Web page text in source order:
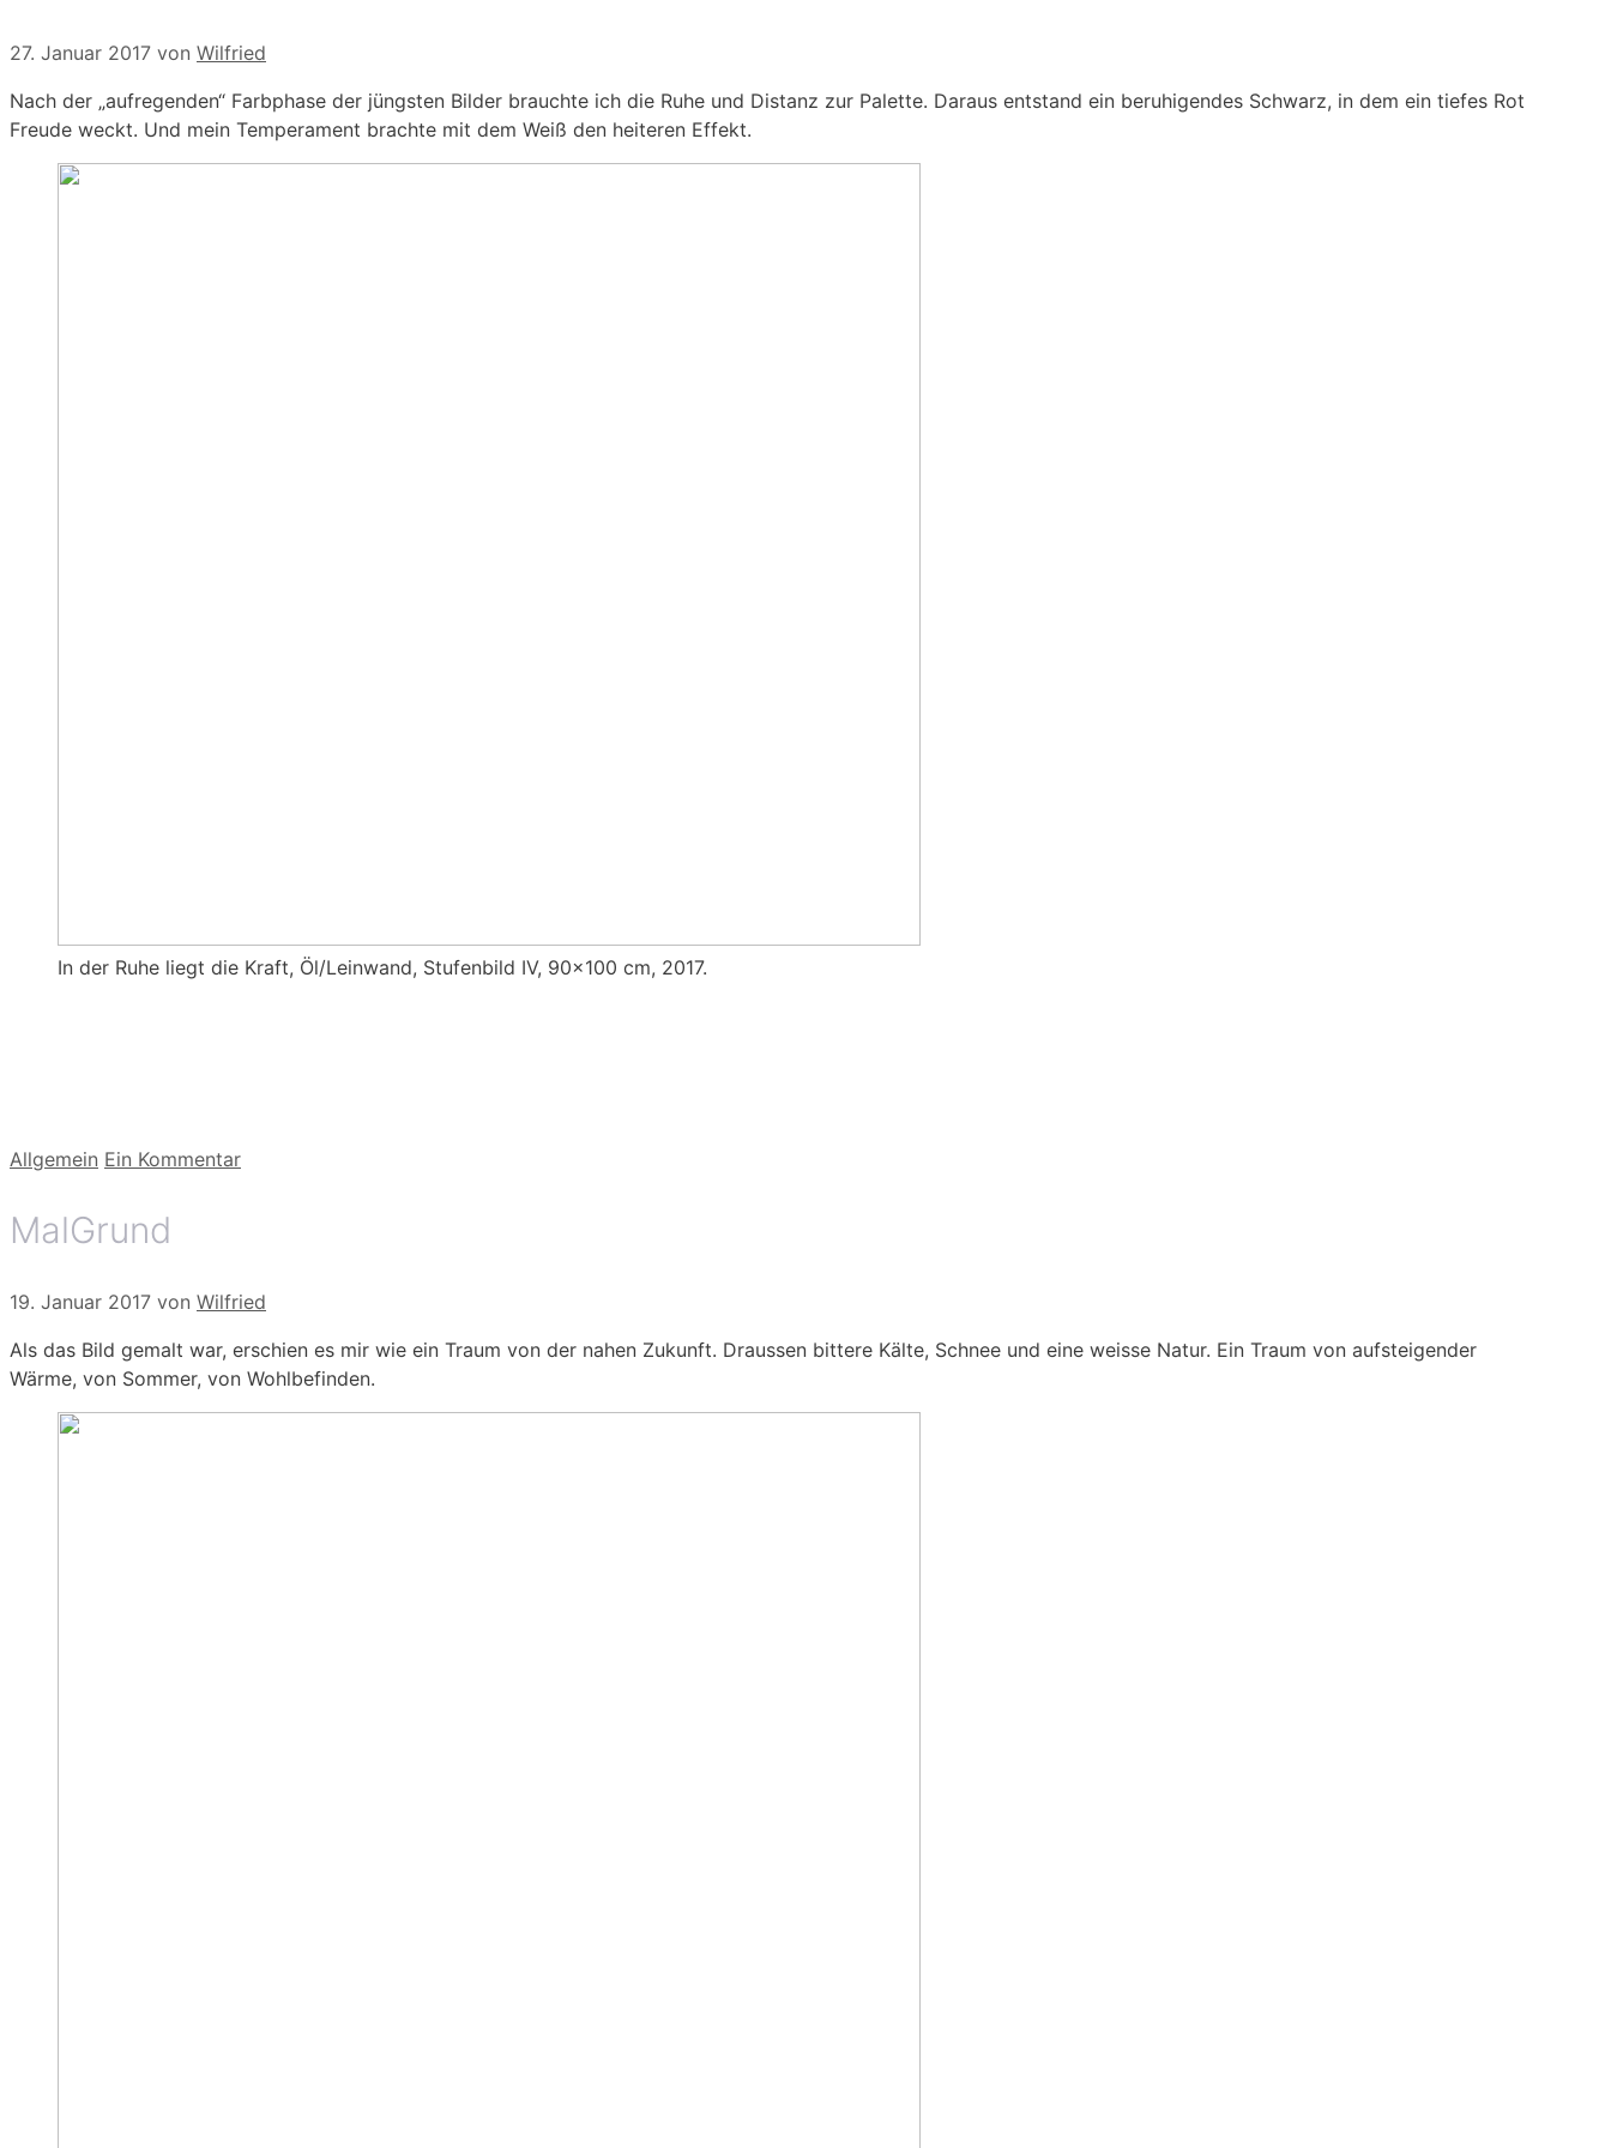
27. Januar 2017 von Wilfried
Nach der „aufregenden“ Farbphase der jüngsten Bilder brauchte ich die Ruhe und Distanz zur Palette. Daraus entstand ein beruhigendes Schwarz, in dem ein tiefes Rot
Freude weckt. Und mein Temperament brachte mit dem Weiß den heiteren Effekt.
In der Ruhe liegt die Kraft, Öl/Leinwand, Stufenbild IV, 90×100 cm, 2017.
Kategorien
Allgemein Ein Kommentar
MalGrund
19. Januar 2017 von Wilfried
Als das Bild gemalt war, erschien es mir wie ein Traum von der nahen Zukunft. Draussen bittere Kälte, Schnee und eine weisse Natur. Ein Traum von aufsteigender
Wärme, von Sommer, von Wohlbefinden.